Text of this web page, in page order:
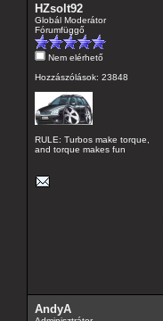
HZsolt92
Globál Moderátor
Fórumfüggő
Nem elérhető
Hozzászólások: 23848
RULE: Turbos make torque,
and torque makes fun
AndyA